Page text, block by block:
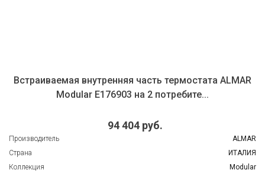
Встраиваемая внутренняя часть термостата ALMAR
Modular E176903 на 2 потребите...
94 404 руб.
Производитель
ALMAR
Страна
ИТАЛИЯ
Коллекция
Modular